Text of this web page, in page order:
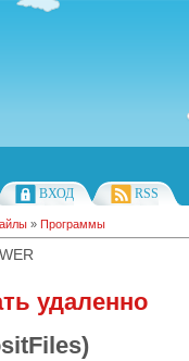
ВХОД RSS
» Программы
удаленно